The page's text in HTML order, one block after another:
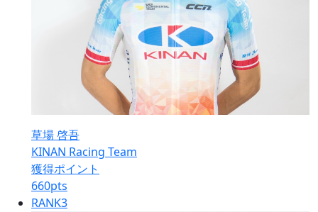
草場 啓吾
KINAN Racing Team
獲得ポイント
660pts
RANK3